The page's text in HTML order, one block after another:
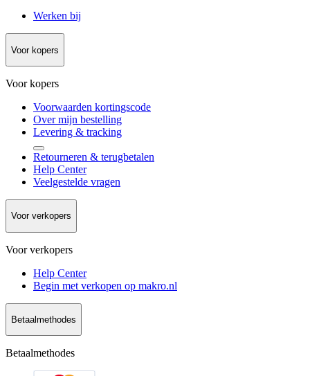
Werken bij
Voor kopers
Voor kopers
Voorwaarden kortingscode
Over mijn bestelling
Levering & tracking
Retourneren & terugbetalen
Help Center
Veelgestelde vragen
Voor verkopers
Voor verkopers
Help Center
Begin met verkopen op makro.nl
Betaalmethodes
Betaalmethodes